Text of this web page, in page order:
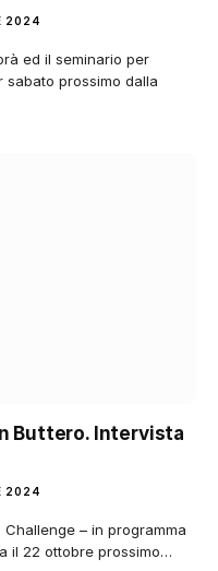
2024
ed il seminario per
prossimo dalla
Buttero. Intervista
2024
Challenge – in programma
il 22 ottobre prossimo…